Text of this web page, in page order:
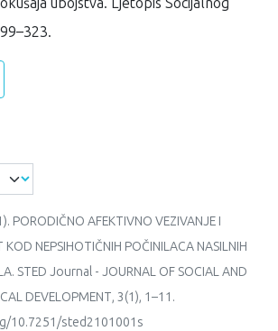
PORODIČNO AFEKTIVNO VEZIVANJE I
KOD NEPSIHOTIČNIH POČINILACA NASILNIH
STED Journal - JOURNAL OF SOCIAL AND
DEVELOPMENT, 3(1), 1–11.
10.7251/sted2101001s